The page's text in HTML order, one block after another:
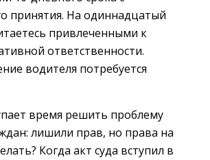
принятия. На одиннадцатый
привлеченными к
ответственности.
водителя потребуется
время решить проблему
лишили прав, но права на
Когда акт суда вступил в